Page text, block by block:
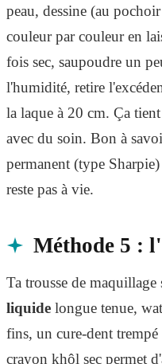
peau, dessine (au
couleur par couleur en
fois sec, saupoudre un
l'humidité, retire
la laque à 20 cm. Ça tient
avec du soin. Bon à
permanent (type
reste pas à vie.
Méthode 5 :
Ta trousse de
liquide longue tenue,
fins, un cure-dent
crayon khôl sec permet